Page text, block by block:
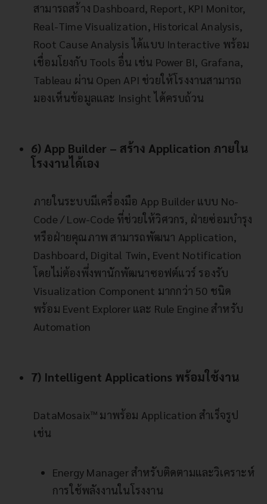
สามารถสร้าง Dashboard, Report, KPI Monitor,
Real-Time Visualization, Historical Analysis,
Root Cause Analysis ได้แบบ Interactive พร้อม
เชื่อมโยงกับ Tools อื่น เช่น Power BI, Grafana,
Tableau ผ่าน Open API ช่วยให้โรงงานสามารถ
มองเห็นข้อมูลและ Insight ได้ครบถ้วน
6) App Builder – สร้าง Application ภายใน
โรงงานได้เอง
ภายในระบบมีเครื่องมือ App Builder แบบ No-
Code / Low-Code ที่ช่วยให้วิศวกร, ฝ่ายซ่อมบำรุง
หรือฝ่ายคุณภาพ สามารถพัฒนา Application,
Dashboard, Digital Twin, Event Notification
โดยไม่ต้องพึ่งพานักพัฒนาซอฟต์แวร์ รองรับ
Visualization Component มากกว่า 50 ชนิด
พร้อม Event Explorer และ Rule Engine สำหรับ
Automation
7) Intelligent Applications พร้อมใช้งาน
DataMosaix™ มาพร้อม Application สำเร็จรูป
เช่น
Energy Manager สำหรับติดตามและวิเคราะห์
การใช้พลังงานในโรงงาน